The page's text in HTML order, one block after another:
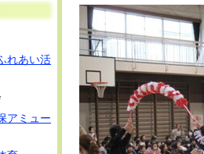
れあい活
アミュー